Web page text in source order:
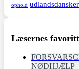
ophold udlandsdansker
Læsernes
NØDHJÆLP